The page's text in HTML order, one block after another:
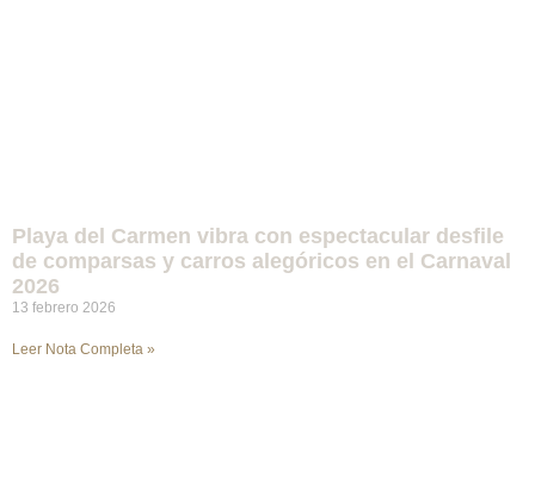
Playa del Carmen vibra con espectacular desfile
de comparsas y carros alegóricos en el Carnaval
2026
13 febrero 2026
Leer Nota Completa »